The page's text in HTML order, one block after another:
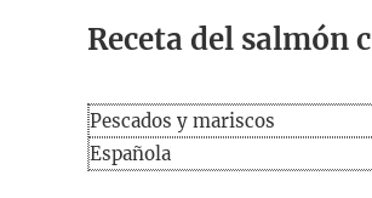
Receta del salmón
Pescados y mariscos
Española